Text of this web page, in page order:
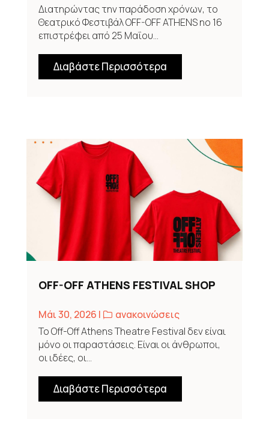
Διατηρώντας την παράδοση χρόνων, το
Θεατρικό Φεστιβάλ OFF-OFF ATHENS no 16
επιστρέφει από 25 Μαΐου...
Διαβάστε Περισσότερα
OFF-OFF ATHENS FESTIVAL SHOP
Μάι 30, 2026 | ,
ανακοινώσεις
Το Off-Off Athens Theatre Festival δεν είναι
μόνο οι παραστάσεις. Είναι οι άνθρωποι,
οι ιδέες, οι...
Διαβάστε Περισσότερα